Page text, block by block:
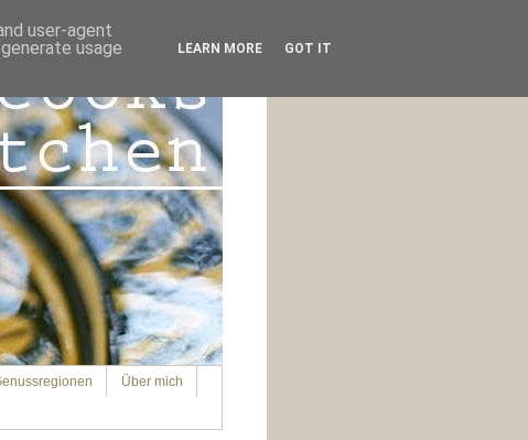
Über mich
user-agent
usage
LEARN MORE GOT IT